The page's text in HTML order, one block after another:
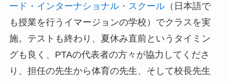
ード・インターナショナル・スクール（日本語で
も授業を行うイマージョンの学校）でクラスを実
施。テストも終わり、夏休み直前というタイミン
グも良く、PTAの代表者の方々が協力してくださ
り、担任の先生から体育の先生、そして校長先生